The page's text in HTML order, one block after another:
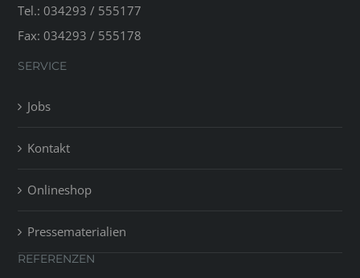
Tel.: 034293 / 555177
Fax: 034293 / 555178
SERVICE
Jobs
Kontakt
Onlineshop
Pressematerialien
REFERENZEN